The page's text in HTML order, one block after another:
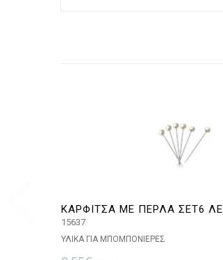
ΚΑΡΦΙΤΣΑ ΜΕ ΠΕΡΛΑ ΣΕΤ6
15637
ΥΛΙΚΑ ΓΙΑ ΜΠΟΜΠΟΝΙΕΡΕΣ